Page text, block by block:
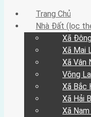
Trang Chủ
Nhà Đất (lọc
Xã
Xã Mai
Xã Vân
Võng La
Xã Bắc
Xã Hải
Xã